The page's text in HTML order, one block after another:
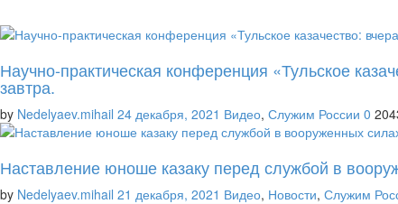
Научно-практическая конференция «Тульское
завтра.
by Nedelyaev.mihail 24 декабря, 2021 Видео, Служим России 0
Наставление юноше казаку перед службой в
by Nedelyaev.mihail 21 декабря, 2021 Видео, Новости, Служим